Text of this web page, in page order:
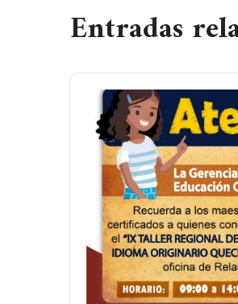
Entradas